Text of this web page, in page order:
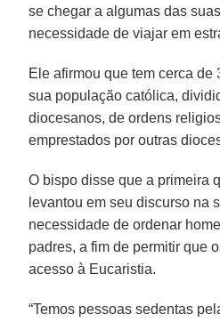
se chegar a algumas das
necessidade de viajar em
Ele afirmou que tem cerca de
sua população católica,
diocesanos, de ordens
emprestados por outras
O bispo disse que a primeira
levantou em seu discurso na
necessidade de ordenar
padres, a fim de permitir que
acesso à Eucaristia.
“Temos pessoas sedentas